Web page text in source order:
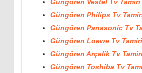
Güngören Vestel Tv Tamiri
Güngören Philips Tv
Güngören Panasonic Tv
Güngören Loewe Tv Tamiri
Güngören Arçelik Tv
Güngören Toshiba Tv